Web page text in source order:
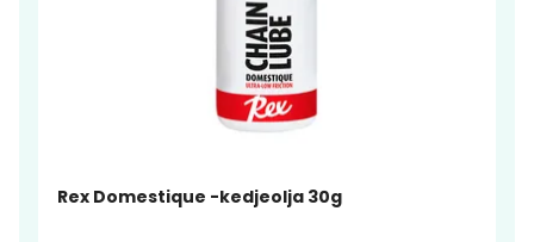
Rex Domestique -kedjeolja 30g